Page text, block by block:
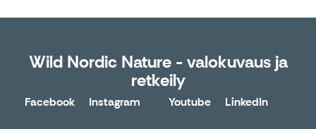
Wild Nordic Nature - valokuvaus ja
retkeily
Facebook Instagram Youtube LinkedIn